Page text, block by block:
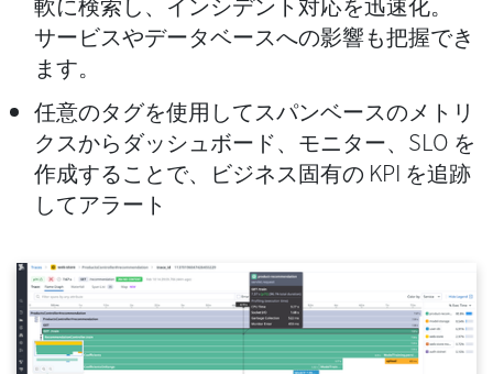
サービスやデータベースへの影響も把握でき
ます。
任意のタグを使用してスパンベースのメトリ
クスからダッシュボード、モニター、SLO を
作成することで、ビジネス固有の KPI を追跡
してアラート